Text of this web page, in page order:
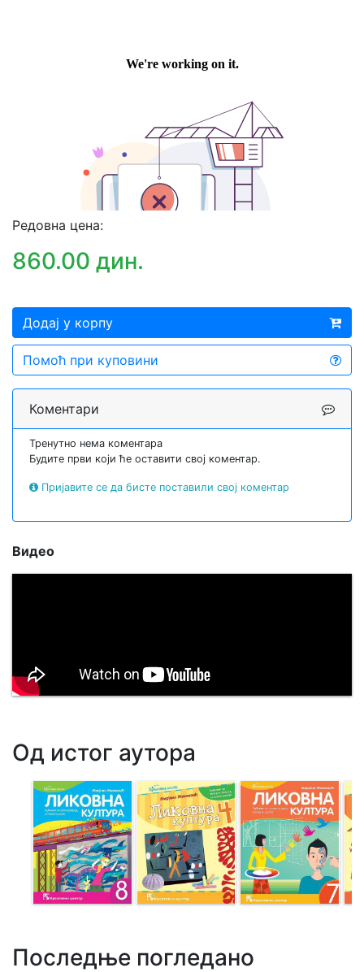
Редовна цена:
860.00 дин.
Додај у корпу
Помоћ при куповини
Коментари
Тренутно нема коментара
Будите први који ће оставити свој коментар.
Пријавите се да бисте поставили свој коментар
Видео
Од истог аутора
Последње погледано